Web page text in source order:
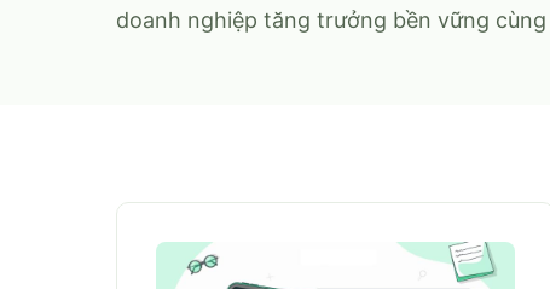
doanh nghiệp tăng trưởng bền vững